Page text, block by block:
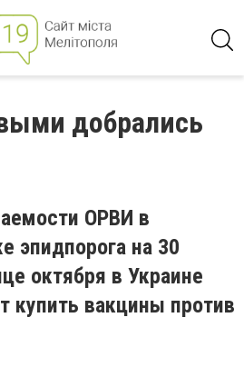
добрались
ОРВИ в
эпидпорога на 30
октября в Украине
купить вакцины против